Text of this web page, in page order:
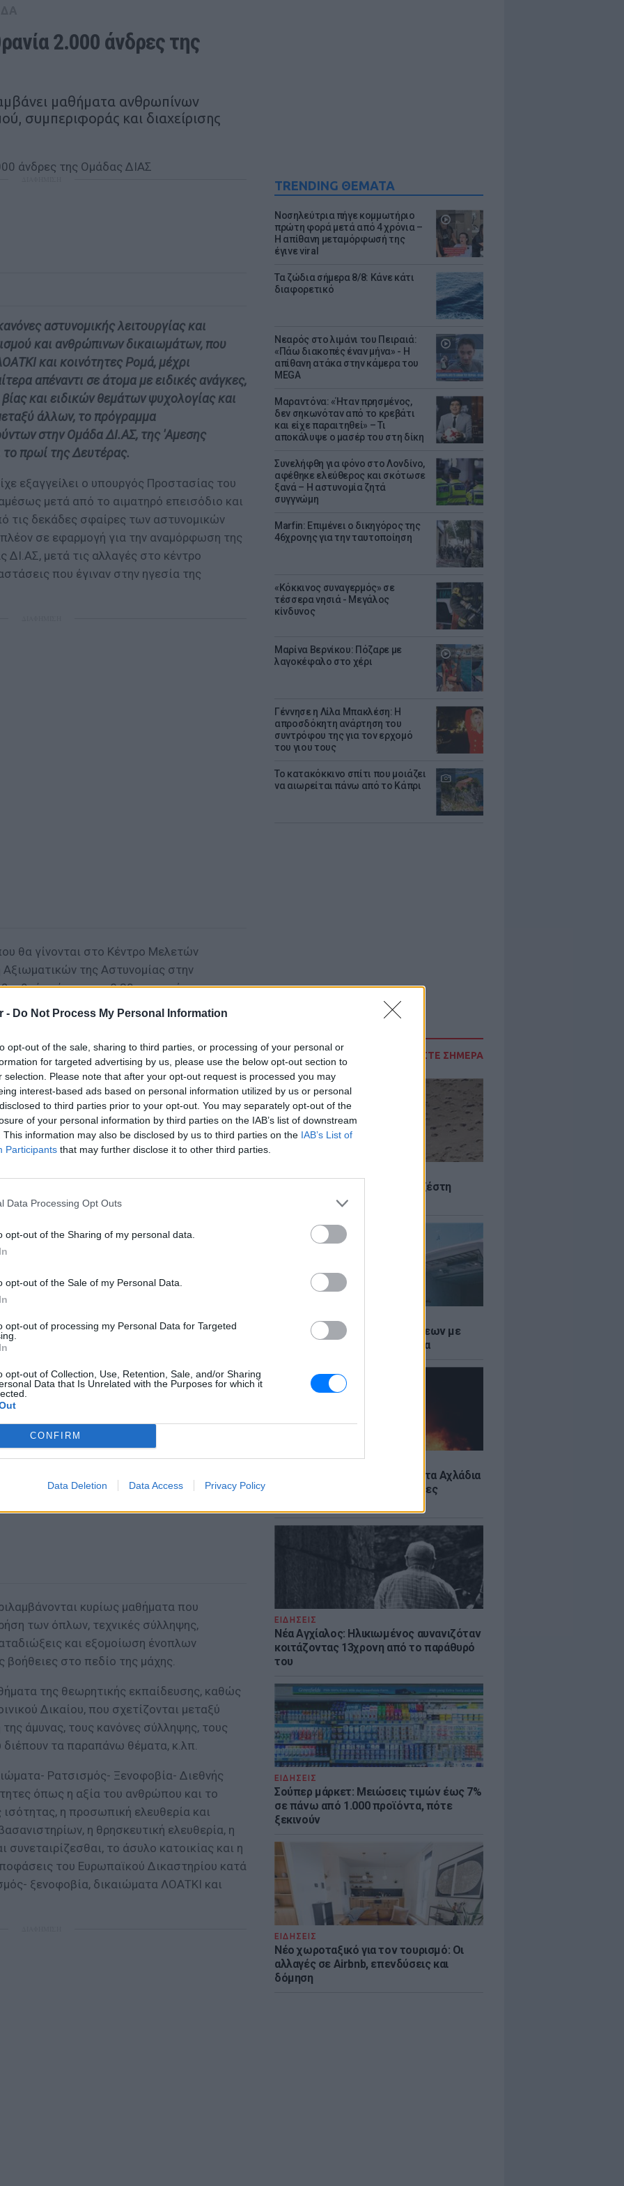
- Do Not Process My Personal Information
opt-out of the sale, sharing to third parties, or processing of your personal or
for targeted advertising by us, please use the below opt-out section to
selection. Please note that after your opt-out request is processed you may
interest-based ads based on personal information utilized by us or personal
to third parties prior to your opt-out. You may separately opt-out of the
of your personal information by third parties on the IAB’s list of downstream
This information may also be disclosed by us to third parties on the IAB’s List of
Participants that may further disclose it to other third parties.
Data Processing Opt Outs
opt-out of the Sharing of my personal data.
opt-out of the Sale of my Personal Data.
opt-out of processing my Personal Data for Targeted
opt-out of Collection, Use, Retention, Sale, and/or Sharing
Data that Is Unrelated with the Purposes for which it
CONFIRM
Data Deletion Data Access Privacy Policy
TRENDING ΘΕΜΑΤΑ
Νοσηλεύτρια πήγε κομμωτήριο
πρώτη φορά μετά από 4 χρόνια –
Η απίθανη μεταμόρφωσή της
έγινε viral
Τα ζώδια σήμερα 8/8: Κάνε κάτι
διαφορετικό
Νεαρός στο λιμάνι του Πειραιά:
«Πάω διακοπές έναν μήνα» - Η
απίθανη ατάκα στην κάμερα του
MEGA
Μαραντόνα: «Ήταν πρησμένος,
δεν σηκωνόταν από το κρεβάτι
και είχε παραιτηθεί» – Τι
αποκάλυψε ο μασέρ του στη δίκη
Συνελήφθη για φόνο στο Λονδίνο,
αφέθηκε ελεύθερος και σκότωσε
ξανά – Η αστυνομία ζητά
συγγνώμη
Marfin: Επιμένει ο δικηγόρος της
46χρονης για την ταυτοποίηση
«Κόκκινος συναγερμός» σε
τέσσερα νησιά - Μεγάλος
κίνδυνος
Μαρίνα Βερνίκου: Πόζαρε με
λαγοκέφαλο στο χέρι
Γέννησε η Λίλα Μπακλέση: Η
απροσδόκητη ανάρτηση του
συντρόφου της για τον ερχομό
του γιου τους
Το κατακόκκινο σπίτι που μοιάζει
να αιωρείται πάνω από το Κάπρι
ΔΙΑΒΑΣΤΕ ΣΗΜΕΡΑ
Καιρός: Πού θα «χτυπήσει» η ζέστη
Αύγουστος: Ρεκόρ Αναχωρήσεων με
56.000 Ταξιδιώτες στα Λιμάνια
ΕΙΔΗΣΕΙΣ
Σητεία: Υπό έλεγχο η φωτιά στα Αχλάδια
– Σε επιφυλακή η Κρήτη για νέες
ΕΙΔΗΣΕΙΣ
Νέα Αγχίαλος: Ηλικιωμένος αυνανιζόταν
κοιτάζοντας 13χρονη από το παράθυρό
του
ΕΙΔΗΣΕΙΣ
Σούπερ μάρκετ: Μειώσεις τιμών έως 7%
σε πάνω από 1.000 προϊόντα, πότε
ξεκινούν
ΕΙΔΗΣΕΙΣ
Νέο χωροταξικό για τον τουρισμό: Οι
αλλαγές σε Airbnb, επενδύσεις και
δόμηση
2.000 άνδρες της
μαθήματα ανθρωπίνων
συμπεριφοράς και διαχείρισης
αστυνομικής λειτουργίας και
και ανθρώπινων δικαιωμάτων, που
και κοινότητες Ρομά, μέχρι
απέναντι σε άτομα με ειδικές ανάγκες,
και ειδικών θεμάτων ψυχολογίας και
άλλων, το πρόγραμμα
στην Ομάδα ΔΙ.ΑΣ, της 'Αμεσης
το πρωί της Δευτέρας.
εξαγγείλει ο υπουργός Προστασίας του
μετά από το αιματηρό επεισόδιο και
τις δεκάδες σφαίρες των αστυνομικών
σε εφαρμογή για την αναμόρφωση της
μετά τις αλλαγές στο κέντρο
που έγιναν στην ηγεσία της
θα γίνονται στο Κέντρο Μελετών
της Αστυνομίας στην
αύριο στις 8.30 το πρωί ο κ.
ΕΛ.ΑΣ, Μιχάλης Καραμαλάκης.
μετεκπαίδευση θα συμμετάσχει το
φρουρών που στελεχώνουν την
Δράσης Αττικής, δηλαδή 2.000 άτομα,
2021, σε 25 εκπαιδευτικές σειρές των
ημερών, κατά το χρονικό διάστημα από
διδακτική ενότητα, όπου θα διδάσκουν
και εξειδικευμένοι αξιωματικοί της
σε αξιολόγηση και γραπτές
θα κρίνεται… μετεξεταστέος και θα
μέχρι να περάσει. Η μετεκπαίδευση θα
το πρακτικό.
κυρίως μαθήματα που
των όπλων, τεχνικές σύλληψης,
και εξομοίωση ένοπλων
στο πεδίο της μάχης.
της θεωρητικής εκπαίδευσης, καθώς
Δικαίου, που σχετίζονται μεταξύ
άμυνας, τους κανόνες σύλληψης, τους
τα παραπάνω θέματα, κ.λπ.
Ρατσισμός- Ξενοφοβία- Διεθνής
όπως η αξία του ανθρώπου και το
η προσωπική ελευθερία και
η θρησκευτική ελευθερία, η
συνεταιρίζεσθαι, το άσυλο κατοικίας και η
του Ευρωπαϊκού Δικαστηρίου κατά
ξενοφοβία, δικαιώματα ΛΟΑΤΚΙ και